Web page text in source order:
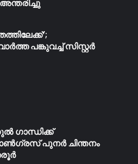
പങ്കുവച്ച് സിസ്റ്റർ
ഗാന്ധിക്ക്
പുനർ ചിന്തനം